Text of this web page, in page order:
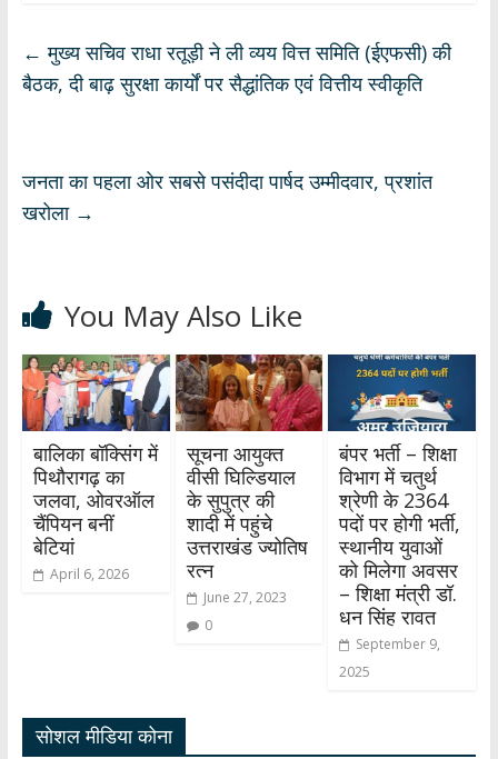
s
A
b
o
gr
a
e
dI
e
← मुख्य सचिव राधा रतूड़ी ने ली व्यय वित्त समिति (ईएफसी) की
बैठक, दी बाढ़ सुरक्षा कार्यों पर सैद्धांतिक एवं वित्तीय स्वीकृति
जनता का पहला ओर सबसे पसंदीदा पार्षद उम्मीदवार, प्रशांत
खरोला →
You May Also Like
बालिका बॉक्सिंग में
पिथौरागढ़ का
जलवा, ओवरऑल
चैंपियन बनीं
बेटियां
April 6, 2026
सूचना आयुक्त
वीसी घिल्डियाल
के सुपुत्र की
शादी में पहुंचे
उत्तराखंड ज्योतिष
रत्न
June 27, 2023
0
बंपर भर्ती – शिक्षा
विभाग में चतुर्थ
श्रेणी के 2364
पदों पर होगी भर्ती,
स्थानीय युवाओं
को मिलेगा अवसर
– शिक्षा मंत्री डॉ.
धन सिंह रावत
September 9,
2025
सोशल मीडिया कोना